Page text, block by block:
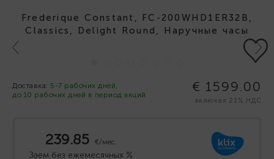
Frederique Constant, FC-200WHD1ER32B,
Classics, Delight Round, Наручные часы
Previous Next
Доставка: 5-7 рабочих дней,
до 10 рабочих дней в период акций
€ 1599.00
включая 21% НДС